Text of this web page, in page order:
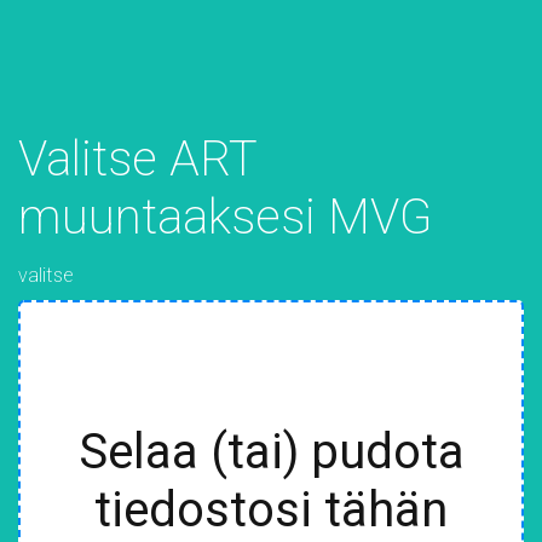
Valitse ART
muuntaaksesi MVG
valitse
Selaa (tai) pudota
tiedostosi tähän